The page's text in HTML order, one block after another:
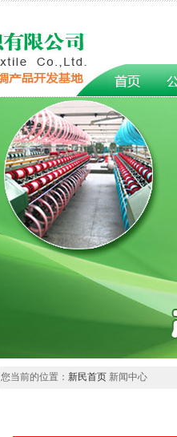
您当前的位置： 新民首页 新闻中心